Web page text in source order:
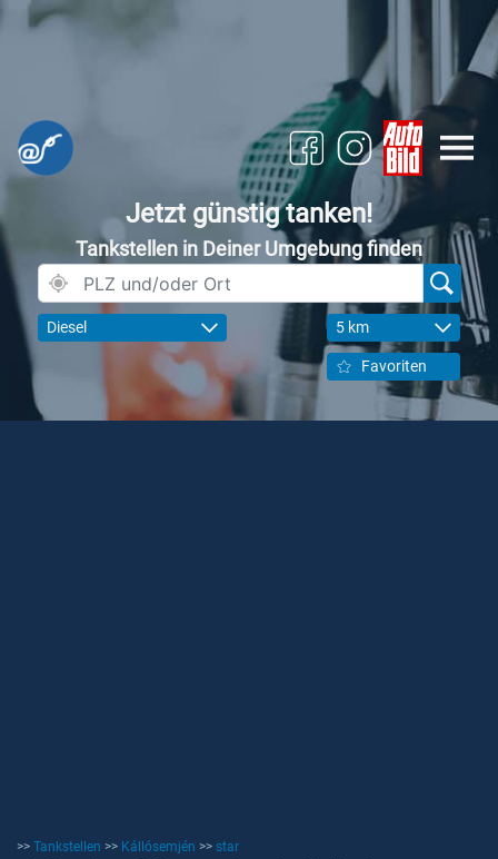
Jetzt günstig tanken!
Tankstellen in Deiner Umgebung finden
Diesel 5 km
Favoriten
>> Tankstellen >> Kállósemjén >> star